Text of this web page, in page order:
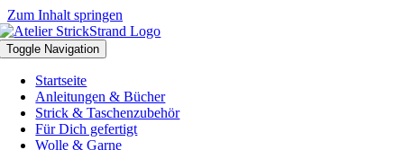
Zum Inhalt springen
Toggle Navigation
Startseite
Anleitungen & Bücher
Strick & Taschenzubehör
Für Dich gefertigt
Wolle & Garne